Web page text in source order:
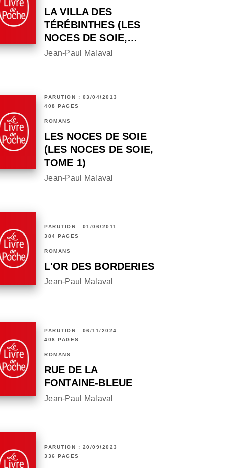
LA VILLA DES
TÉRÉBINTHES (LES
NOCES DE SOIE,…
Jean-Paul Malaval
PARUTION : 03/04/2013
408 PAGES
ROMANS
LES NOCES DE SOIE
(LES NOCES DE SOIE,
TOME 1)
Jean-Paul Malaval
PARUTION : 01/06/2011
384 PAGES
ROMANS
L'OR DES BORDERIES
Jean-Paul Malaval
PARUTION : 06/11/2024
408 PAGES
ROMANS
RUE DE LA
FONTAINE-BLEUE
Jean-Paul Malaval
PARUTION : 20/09/2023
336 PAGES